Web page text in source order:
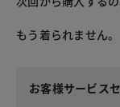
もう着られません。
お客様サービス